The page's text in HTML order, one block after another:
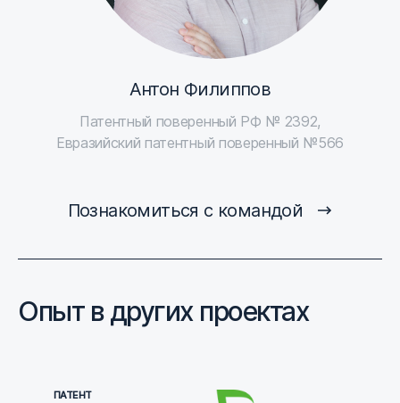
Антон Филиппов
Патентный поверенный РФ № 2392,
Евразийский патентный поверенный №566
Познакомиться с командой
Опыт в других проектах
ПАТЕНТ